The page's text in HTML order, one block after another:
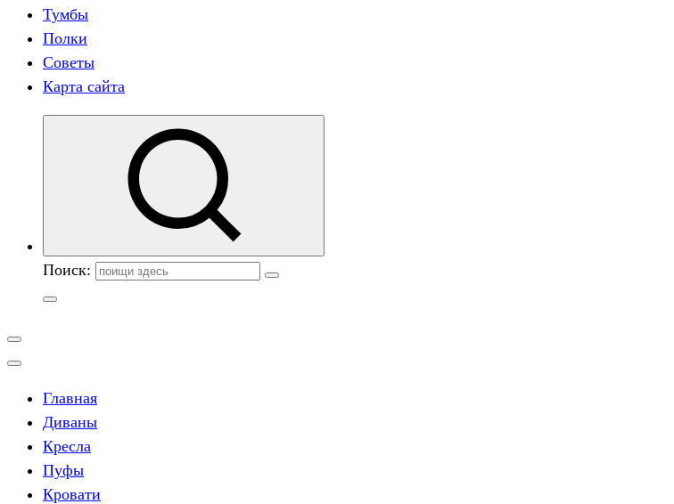
Тумбы
Полки
Советы
Карта сайта
Поиск:
Главная
Диваны
Кресла
Пуфы
Кровати